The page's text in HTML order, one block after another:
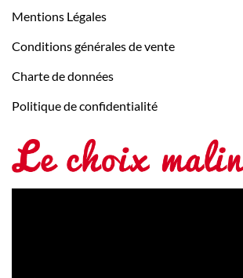
Mentions Légales
Conditions générales de vente
Charte de données
Politique de confidentialité